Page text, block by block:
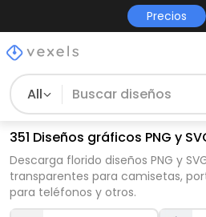
Precios
All
351 Diseños gráficos PNG y
Descarga florido diseños PNG y
transparentes para camisetas,
para teléfonos y otros.